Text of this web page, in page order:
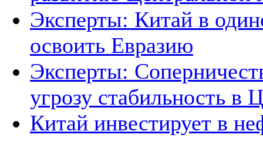
Эксперты: Китай в
освоить Евразию
Эксперты:
угрозу стабильность в
Китай инвестирует в